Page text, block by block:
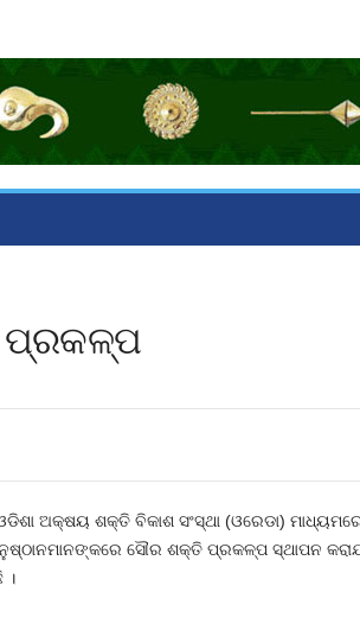
ପ୍ରକଳ୍ପ
ଅକ୍ଷୟ ଶକ୍ତି ବିକାଶ ସଂସ୍ଥା (ଓରେଡା)
ସୌର ଶକ୍ତି ପ୍ରକଳ୍ପ ସ୍ଥାପନ
।